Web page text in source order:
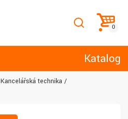
Katalog
Kancelářská technika